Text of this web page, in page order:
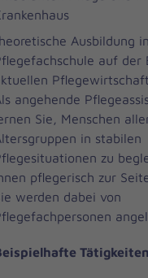
Ausbildung
auf der
Pflegewirtschaft
angehende
Sie, Menschen
in stabilen
zu
pflegerisch zur
werden dabei von